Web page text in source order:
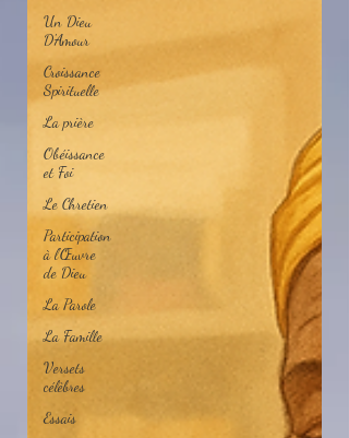
Un Dieu
D'Amour
Croissance
Spirituelle
La prière
Obéissance
et Foi
Le Chretien
Participation
à l'Œuvre
de Dieu
La Parole
La Famille
Versets
célèbres
Essais